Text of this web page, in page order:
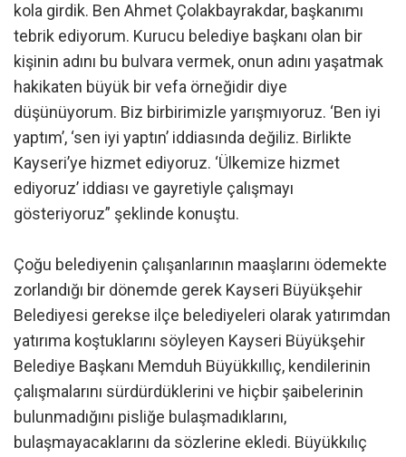
kola girdik. Ben Ahmet Çolakbayrakdar, başkanımı
tebrik ediyorum. Kurucu belediye başkanı olan bir
kişinin adını bu bulvara vermek, onun adını yaşatmak
hakikaten büyük bir vefa örneğidir diye
düşünüyorum. Biz birbirimizle yarışmıyoruz. ‘Ben iyi
yaptım’, ‘sen iyi yaptın’ iddiasında değiliz. Birlikte
Kayseri’ye hizmet ediyoruz. ‘Ülkemize hizmet
ediyoruz’ iddiası ve gayretiyle çalışmayı
gösteriyoruz” şeklinde konuştu.
Çoğu belediyenin çalışanlarının maaşlarını ödemekte
zorlandığı bir dönemde gerek Kayseri Büyükşehir
Belediyesi gerekse ilçe belediyeleri olarak yatırımdan
yatırıma koştuklarını söyleyen Kayseri Büyükşehir
Belediye Başkanı Memduh Büyükkıllıç, kendilerinin
çalışmalarını sürdürdüklerini ve hiçbir şaibelerinin
bulunmadığını pisliğe bulaşmadıklarını,
bulaşmayacaklarını da sözlerine ekledi. Büyükkılıç